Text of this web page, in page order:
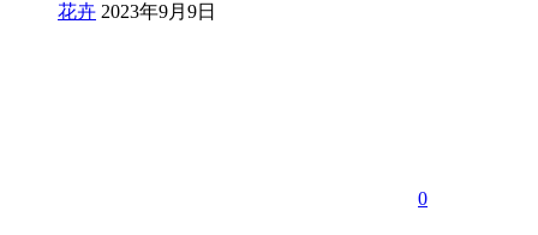
花卉 2023年9月9日
0